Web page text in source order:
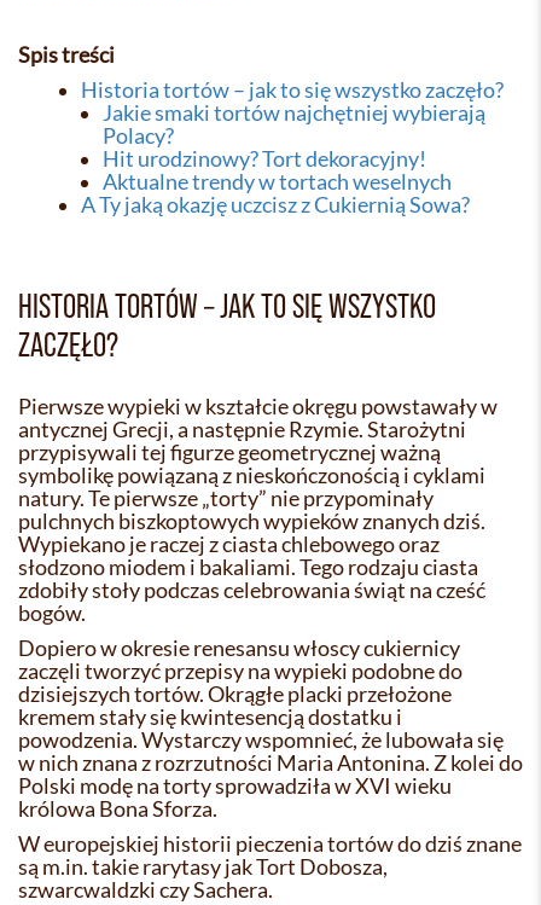
Spis treści
Historia tortów – jak to się wszystko zaczęło?
Jakie smaki tortów najchętniej wybierają
Polacy?
Hit urodzinowy? Tort dekoracyjny!
Aktualne trendy w tortach weselnych
A Ty jaką okazję uczcisz z Cukiernią Sowa?
HISTORIA TORTÓW – JAK TO SIĘ WSZYSTKO
ZACZĘŁO?
Pierwsze wypieki w kształcie okręgu powstawały w
antycznej Grecji, a następnie Rzymie. Starożytni
przypisywali tej figurze geometrycznej ważną
symbolikę powiązaną z nieskończonością i cyklami
natury. Te pierwsze „torty” nie przypominały
pulchnych biszkoptowych wypieków znanych dziś.
Wypiekano je raczej z ciasta chlebowego oraz
słodzono miodem i bakaliami. Tego rodzaju ciasta
zdobiły stoły podczas celebrowania świąt na cześć
bogów.
Dopiero w okresie renesansu włoscy cukiernicy
zaczęli tworzyć przepisy na wypieki podobne do
dzisiejszych tortów. Okrągłe placki przełożone
kremem stały się kwintesencją dostatku i
powodzenia. Wystarczy wspomnieć, że lubowała się
w nich znana z rozrzutności Maria Antonina. Z kolei do
Polski modę na torty sprowadziła w XVI wieku
królowa Bona Sforza.
W europejskiej historii pieczenia tortów do dziś znane
są m.in. takie rarytasy jak Tort Dobosza,
szwarcwaldzki czy Sachera.